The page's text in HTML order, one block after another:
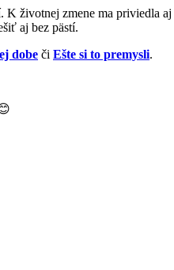
K životnej zmene ma priviedla aj
aj bez pästí.
dobe či Ešte si to premysli.